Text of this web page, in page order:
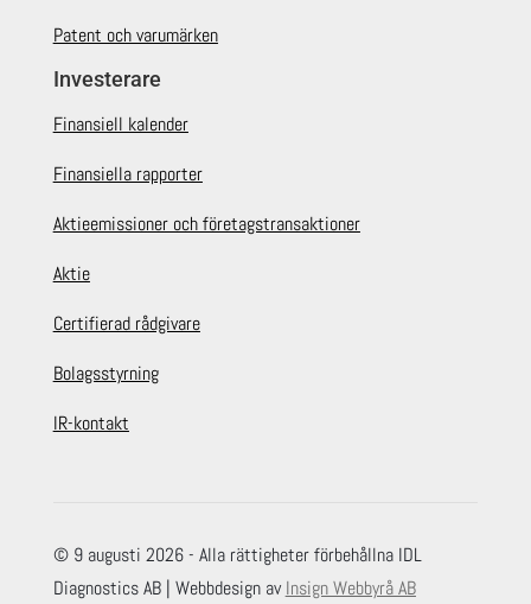
Patent och varumärken
Investerare
Finansiell kalender
Finansiella rapporter
Aktieemissioner och företagstransaktioner
Aktie
Certifierad rådgivare
Bolagsstyrning
IR-kontakt
© 9 augusti 2026 - Alla rättigheter förbehållna IDL
Diagnostics AB | Webbdesign avInsign Webbyrå AB